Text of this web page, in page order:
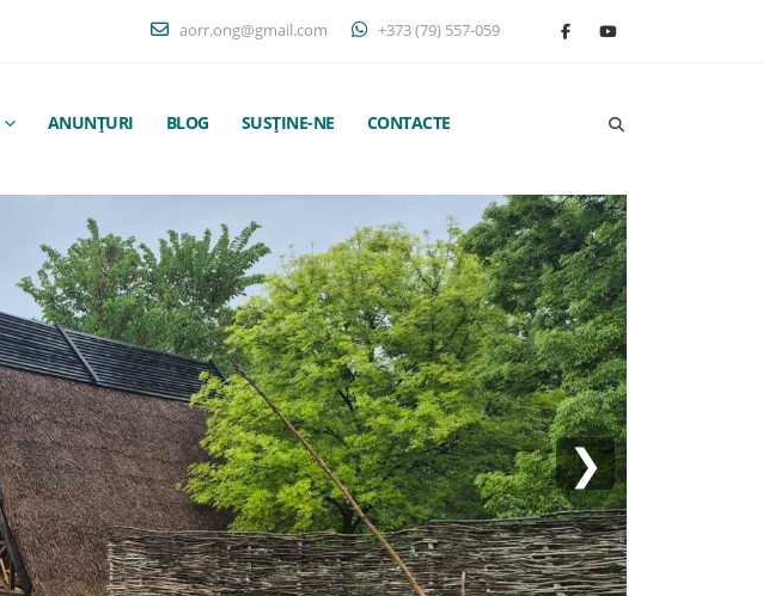
aorr.ong@gmail.com +373 (79) 557-059
ANUNȚURI BLOG SUSȚINE-NE CONTACTE
❯